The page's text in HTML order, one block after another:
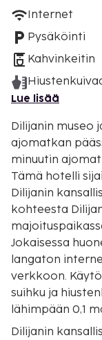
Internet
Pysäköinti
Kahvinkeitin
Lue lisää
Dilijanin museo
ajomatkan
minuutin
Tämä hotelli
Dilijanin
kohteesta
Jokaisessa
langaton
verkkoon.
suihku ja
lähimpään 0,1
Dilijanin